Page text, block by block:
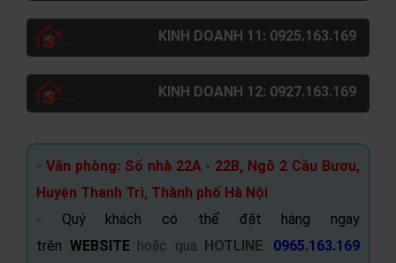
KINH DOANH 11: 0925.163.169
KINH DOANH 12: 0927.163.169
- Văn phòng: Số nhà 22A - 22B, Ngõ 2 Cầu Bươu,
Huyện Thanh Trì, Thành phố Hà Nội
- Quý khách có thể đặt hàng ngay
trên WEBSITE hoặc qua HOTLINE: 0965.163.169